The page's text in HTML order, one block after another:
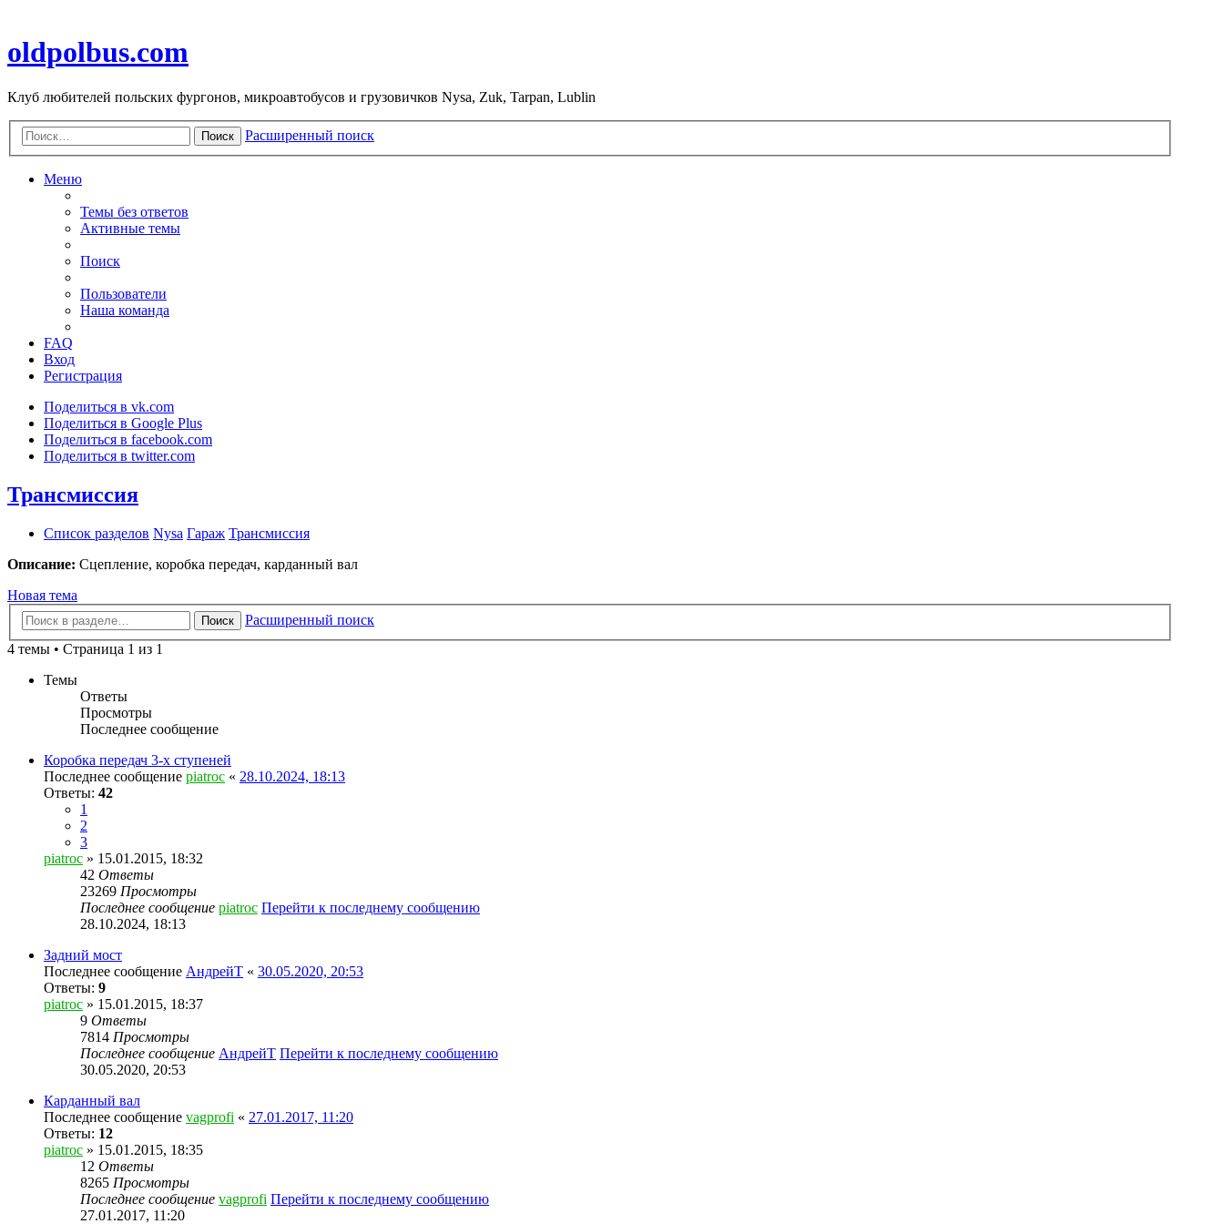
oldpolbus.com
Клуб любителей польских фургонов, микроавтобусов и грузовичков Nysa, Zuk, Tarpan, Lublin
Поиск Расширенный поиск
Меню
Темы без ответов
Активные темы
Поиск
Пользователи
Наша команда
FAQ
Вход
Регистрация
Поделиться в vk.com
Поделиться в Google Plus
Поделиться в facebook.com
Поделиться в twitter.com
Трансмиссия
Список разделов Nysa Гараж Трансмиссия
Описание: Сцепление, коробка передач, карданный вал
Новая тема
Поиск
Расширенный поиск
4 темы • Страница 1 из 1
Темы
Ответы
Просмотры
Последнее сообщение
Коробка передач 3-х ступеней
Последнее сообщение piatroc « 28.10.2024, 18:13
Ответы: 42
1
2
3
piatroc » 15.01.2015, 18:32
42 Ответы
23269 Просмотры
Последнее сообщение piatroc Перейти к последнему сообщению
28.10.2024, 18:13
Задний мост
Последнее сообщение АндрейТ « 30.05.2020, 20:53
Ответы: 9
piatroc » 15.01.2015, 18:37
9 Ответы
7814 Просмотры
Последнее сообщение АндрейТ Перейти к последнему сообщению
30.05.2020, 20:53
Карданный вал
Последнее сообщение vagprofi « 27.01.2017, 11:20
Ответы: 12
piatroc » 15.01.2015, 18:35
12 Ответы
8265 Просмотры
Последнее сообщение vagprofi Перейти к последнему сообщению
27.01.2017, 11:20